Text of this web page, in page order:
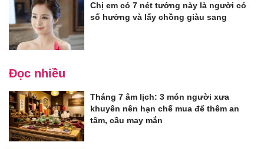
Chị em có 7 nét tướng này là người có
số hưởng và lấy chồng giàu sang
Đọc nhiều
Tháng 7 âm lịch: 3 món người xưa
khuyên nên hạn chế mua để thêm an
tâm, cầu may mắn